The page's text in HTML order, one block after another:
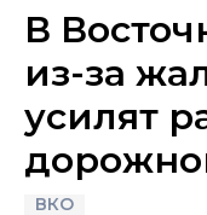
В
из-за
усилят
ВКО